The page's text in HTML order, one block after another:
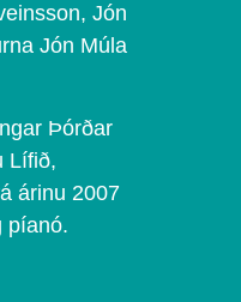
Jón
Jón Múla
Þórðar
Lífið,
árinu 2007
píanó.